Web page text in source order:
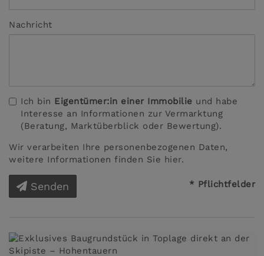
Nachricht
Ich bin Eigentümer:in einer Immobilie und habe
Interesse an Informationen zur Vermarktung
(Beratung, Marktüberblick oder Bewertung).
Wir verarbeiten Ihre personenbezogenen Daten,
weitere Informationen finden Sie hier.
Senden * Pflichtfelder